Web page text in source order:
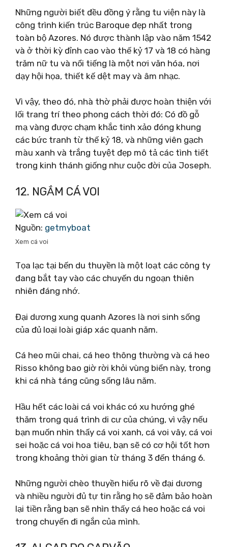
Những người biết đều đồng ý rằng tu viện này là
công trình kiến ​​trúc Baroque đẹp nhất trong
toàn bộ Azores. Nó được thành lập vào năm 1542
và ở thời kỳ đỉnh cao vào thế kỷ 17 và 18 có hàng
trăm nữ tu và nổi tiếng là một nơi văn hóa, nơi
dạy hội họa, thiết kế dệt may và âm nhạc.
Vì vậy, theo đó, nhà thờ phải được hoàn thiện với
lối trang trí theo phong cách thời đó: Có đồ gỗ
mạ vàng được chạm khắc tinh xảo đóng khung
các bức tranh từ thế kỷ 18, và những viên gạch
màu xanh và trắng tuyệt đẹp mô tả các tình tiết
trong kinh thánh giống như cuộc đời của Joseph.
12. NGẮM CÁ VOI
Nguồn: getmyboat
Xem cá voi
Tọa lạc tại bến du thuyền là một loạt các công ty
đang bắt tay vào các chuyến du ngoạn thiên
nhiên đáng nhớ.
Đại dương xung quanh Azores là nơi sinh sống
của đủ loại loài giáp xác quanh năm.
Cá heo mũi chai, cá heo thông thường và cá heo
Risso không bao giờ rời khỏi vùng biển này, trong
khi cá nhà táng cũng sống lâu năm.
Hầu hết các loài cá voi khác có xu hướng ghé
thăm trong quá trình di cư của chúng, vì vậy nếu
bạn muốn nhìn thấy cá voi xanh, cá voi vây, cá voi
sei hoặc cá voi hoa tiêu, bạn sẽ có cơ hội tốt hơn
trong khoảng thời gian từ tháng 3 đến tháng 6.
Những người chèo thuyền hiểu rõ về đại dương
và nhiều người đủ tự tin rằng họ sẽ đảm bảo hoàn
lại tiền rằng bạn sẽ nhìn thấy cá heo hoặc cá voi
trong chuyến đi ngắn của mình.